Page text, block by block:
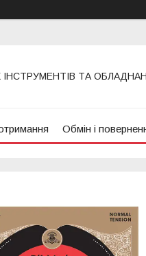
ІНСТРУМЕНТІВ ТА
Обмін і